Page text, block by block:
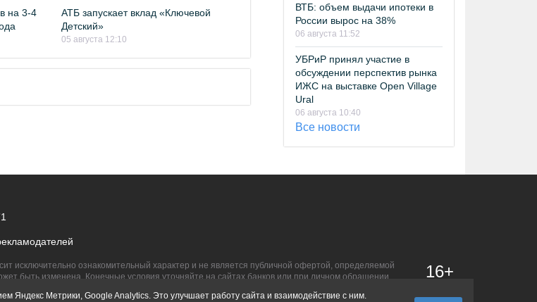
на 3-4
АТБ запускает вклад «Ключевой
Детский»
05 августа 12:10
ВТБ: объем выдачи ипотеки в
России вырос на 38%
06 августа 11:52
УБРиР принял участие в
обсуждении перспектив рынка
ИЖС на выставке Open Village
Ural
06 августа 10:40
Все новости
исключительно ознакомительный характер и не является публичной офертой, определяемой
быть изменена. Конечные условия уточняйте на сайтах банков или при личном обращении.
16+
Яндекс Метрики, Google Analytics. Это улучшает работу сайта и взаимодействие с ним.